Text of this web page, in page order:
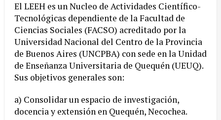
El LEEH es un Nucleo de Actividades Científico-
Tecnológicas dependiente de la Facultad de
Ciencias Sociales (FACSO) acreditado por la
Universidad Nacional del Centro de la Provincia
de Buenos Aires (UNCPBA) con sede en la Unidad
de Enseñanza Universitaria de Quequén (UEUQ).
Sus objetivos generales son:
​a) Consolidar un espacio de investigación,
docencia y extensión en Quequén, Necochea.